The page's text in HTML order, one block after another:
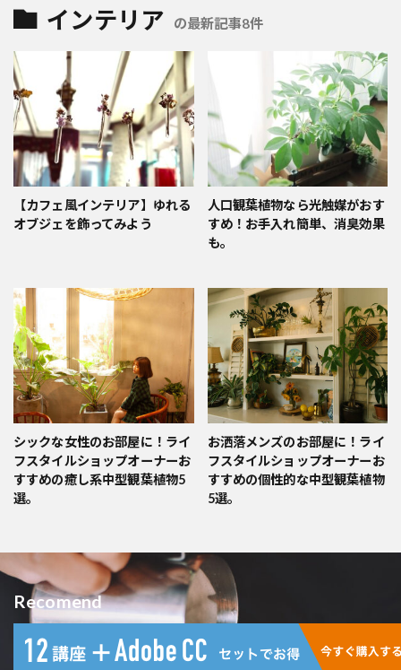
インテリア の最新記事8件
【カフェ風インテリア】ゆれる
オブジェを飾ってみよう
人口観葉植物なら光触媒がおす
すめ！お手入れ簡単、消臭効果
も。
シックな女性のお部屋に！ライ
フスタイルショップオーナーお
すすめの癒し系中型観葉植物5
選。
お洒落メンズのお部屋に！ライ
フスタイルショップオーナーお
すすめの個性的な中型観葉植物
5選。
Recomend